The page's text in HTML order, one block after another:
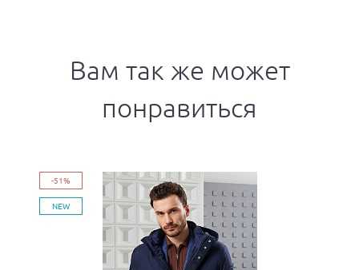
Вам так же может
понравиться
-51%
NEW